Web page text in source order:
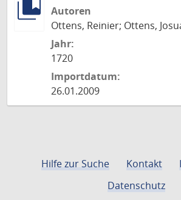
Autoren
Ottens, Reinier; Ottens,
Jahr:
1720
Importdatum:
26.01.2009
Hilfe zur Suche Kontakt
Datenschutz